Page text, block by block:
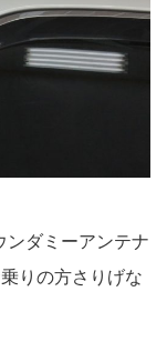
ンダミーアンテナ
りの方さりげな